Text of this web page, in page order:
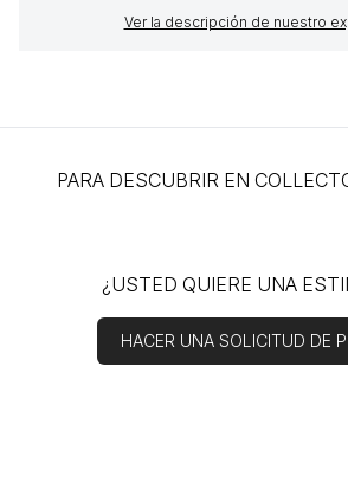
Ver la descripción de nuestro
PARA DESCUBRIR EN
¿USTED QUIERE UNA
HACER UNA SOLICITUD DE